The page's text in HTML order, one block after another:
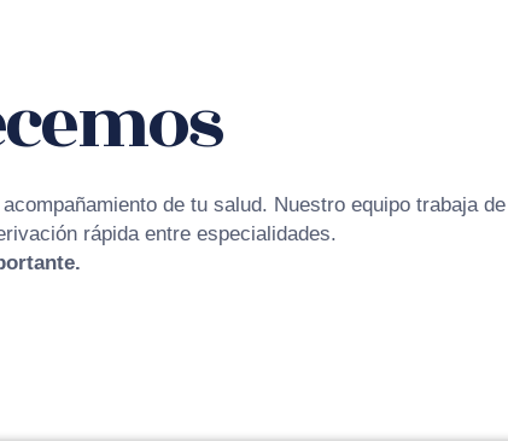
de tu salud. Nuestro equipo trabaja de
rápida entre especialidades.